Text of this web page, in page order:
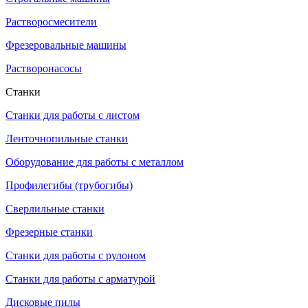
Растворосмесители
Фрезеровальные машины
Растворонасосы
Станки
Станки для работы с листом
Ленточнопильные станки
Оборудование для работы с металлом
Профилегибы (трубогибы)
Сверлильные станки
Фрезерные станки
Станки для работы с рулоном
Станки для работы с арматурой
Дисковые пилы